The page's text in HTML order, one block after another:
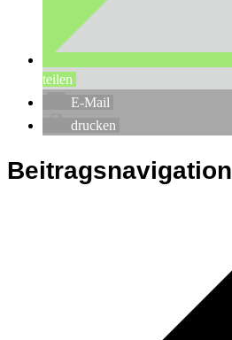
teilen
E-Mail
drucken
Beitragsnavigation